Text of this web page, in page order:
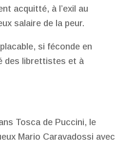
acquitté, à l’exil au
salaire de la peur.
si féconde en
des librettistes et à
Tosca de Puccini, le
Mario Caravadossi avec